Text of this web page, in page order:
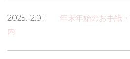
2025.12.01 年末年始のお手紙
内